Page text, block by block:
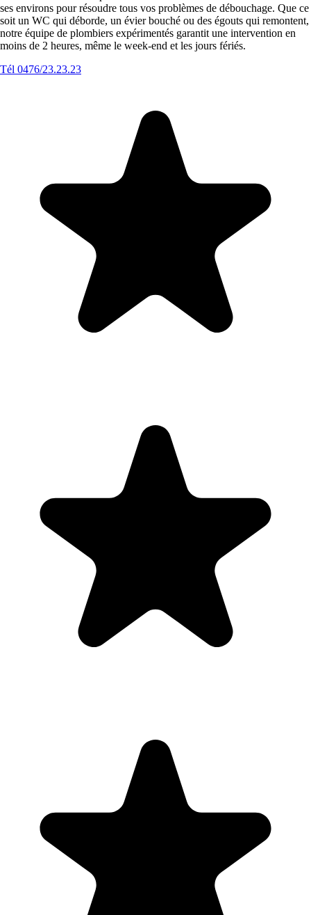
ses environs pour résoudre tous vos problèmes de débouchage. Que ce
soit un WC qui déborde, un évier bouché ou des égouts qui remontent,
notre équipe de plombiers expérimentés garantit une intervention en
moins de 2 heures, même le week-end et les jours fériés.
Tél 0476/23.23.23